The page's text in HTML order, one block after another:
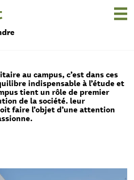
au campus, c’est dans ces
indispensable à l’étude et
tient un rôle de premier
de la société. leur
faire l’objet d’une attention